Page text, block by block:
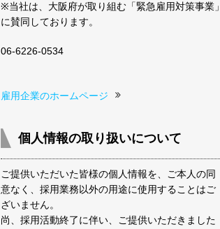
※当社は、大阪府が取り組む「緊急雇用対策事業」
に賛同しております。
06-6226-0534
雇用企業のホームページ
個人情報の取り扱いについて
ご提供いただいた皆様の個人情報を、ご本人の同
意なく、採用業務以外の用途に使用することはご
ざいません。
尚、採用活動終了に伴い、ご提供いただきました